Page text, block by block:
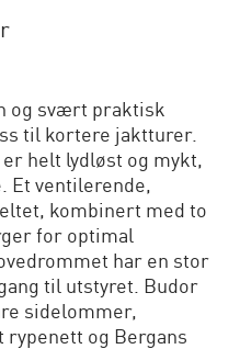
og svært praktisk
til kortere jaktturer.
helt lydløst og mykt,
Et ventilerende,
kombinert med to
for optimal
har en stor
til utstyret. Budor
sidelommer,
og Bergans